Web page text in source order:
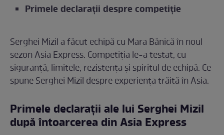
Primele declarații despre competiție
Serghei Mizil a făcut echipă cu Mara Bănică în noul
sezon Asia Express. Competiția le-a testat, cu
siguranță, limitele, rezistența și spiritul de echipă. Ce
spune Serghei Mizil despre experiența trăită în Asia.
Primele declarații ale lui Serghei Mizil
după întoarcerea din Asia Express